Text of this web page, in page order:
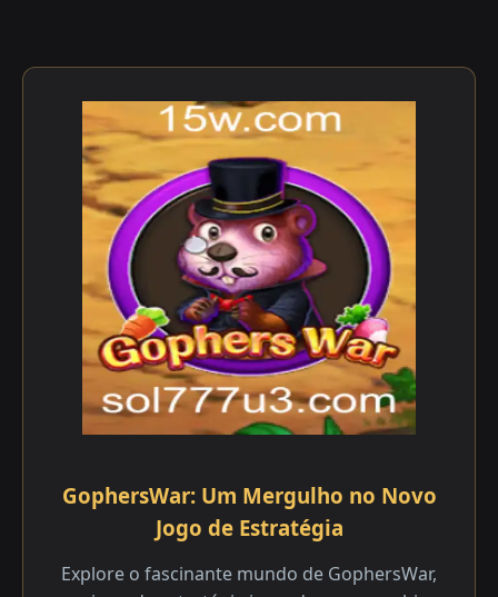
GophersWar: Um Mergulho no Novo
Jogo de Estratégia
Explore o fascinante mundo de GophersWar,